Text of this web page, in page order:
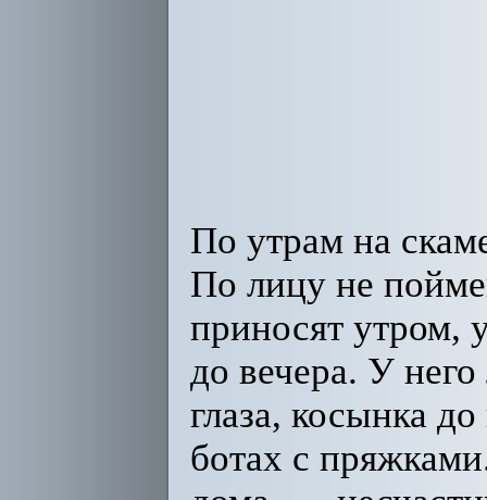
По утрам на
По лицу не
приносят утром,
до вечера. У
глаза, косынка
ботах с